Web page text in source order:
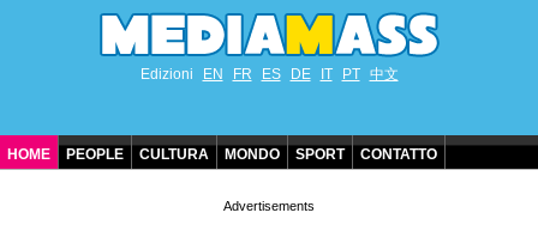
Edizioni EN FR ES DE IT PT 中文
HOME PEOPLE CULTURA MONDO SPORT CONTATTO